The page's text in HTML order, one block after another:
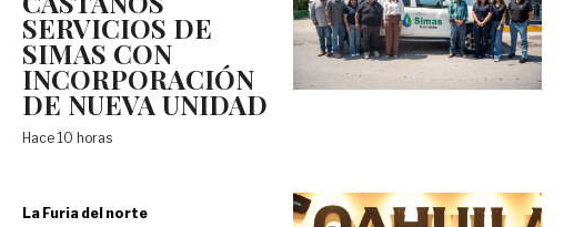
SERVICIOS DE
SIMAS CON
INCORPORACIÓN
DE NUEVA UNIDAD
Hace 10 horas
La Furia del norte